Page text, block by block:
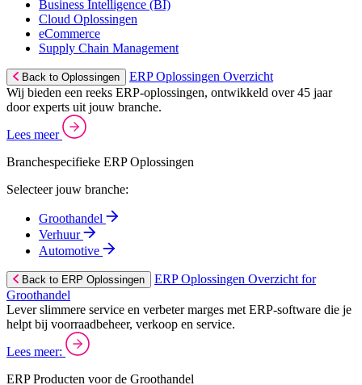
Business Intelligence (BI)
Cloud Oplossingen
eCommerce
Supply Chain Management
Back to Oplossingen
ERP Oplossingen Overzicht
Wij bieden een reeks ERP-oplossingen, ontwikkeld over 45 jaar
door experts uit jouw branche.
Lees meer
Branchespecifieke ERP Oplossingen
Selecteer jouw branche:
Groothandel
Verhuur
Automotive
Back to ERP Oplossingen
ERP Oplossingen Overzicht for
Groothandel
Lever slimmere service en verbeter marges met ERP-software die je
helpt bij voorraadbeheer, verkoop en service.
Lees meer:
ERP Producten voor de Groothandel